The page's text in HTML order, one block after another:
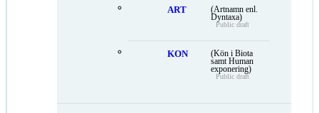
ART
(Artnamn enl.
Dyntaxa)
Public draft
KON
(Kön i Biota
samt Human
exponering)
Public draft